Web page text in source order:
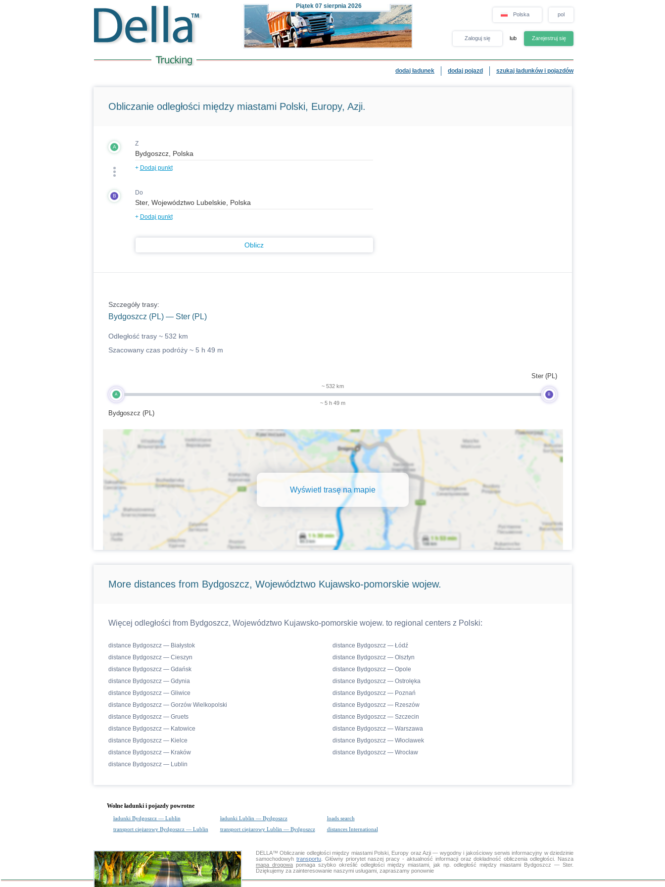
Piątek07 sierpnia 2026
Polska pol
Zaloguj się lub Zarejestruj się
dodaj ładunek dodaj pojazd szukaj ładunków i pojazdów
Obliczanie odległości między miastami Polski, Europy, Azji.
A Z
+ Dodaj punkt
B Do
+ Dodaj punkt
Oblicz
Szczegóły trasy:
Bydgoszcz (PL) — Ster (PL)
Odległość trasy ~ 532 km
Szacowany czas podróży ~ 5 h 49 m
A
Bydgoszcz (PL)
~ 532 km
~ 5 h 49 m
B
Ster (PL)
Wyświetl trasę na mapie
More distances from Bydgoszcz, Województwo Kujawsko-pomorskie wojew.
Więcej odległości from Bydgoszcz, Województwo Kujawsko-pomorskie wojew. to regional centers z Polski:
distance Bydgoszcz — Białystok
distance Bydgoszcz — Cieszyn
distance Bydgoszcz — Gdańsk
distance Bydgoszcz — Gdynia
distance Bydgoszcz — Gliwice
distance Bydgoszcz — Gorzów Wielkopolski
distance Bydgoszcz — Gruets
distance Bydgoszcz — Katowice
distance Bydgoszcz — Kielce
distance Bydgoszcz — Kraków
distance Bydgoszcz — Lublin
distance Bydgoszcz — Łódź
distance Bydgoszcz — Olsztyn
distance Bydgoszcz — Opole
distance Bydgoszcz — Ostrołęka
distance Bydgoszcz — Poznań
distance Bydgoszcz — Rzeszów
distance Bydgoszcz — Szczecin
distance Bydgoszcz — Warszawa
distance Bydgoszcz — Włocławek
distance Bydgoszcz — Wrocław
Wolne ładunki i pojazdy powrotne
ładunki Bydgoszcz — Lublin ładunki Lublin — Bydgoszcz
loads search
transport ciężarowy Bydgoszcz — Lublin
transport ciężarowy Lublin — Bydgoszcz distances International
DELLA™Obliczanie odległościmiędzy miastami Polski, Europy oraz Azji — wygodny i jakościowy serwis informacyjny w dziedzinie
samochodowyh transportu. Główny priorytet naszej pracy - aktualność informacji oraz dokładność obliczenia odległości. Nasza
mapa drogowa pomaga szybko określić odległości między miastami, jak np. odległość między miastami Bydgoszcz — Ster.
Dziękujemy za zainteresowanie naszymi usługami, zapraszamy ponownie